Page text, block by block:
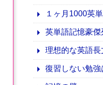
１ヶ月1000英
英単語記憶豪傑
理想的な英語長
復習しない勉